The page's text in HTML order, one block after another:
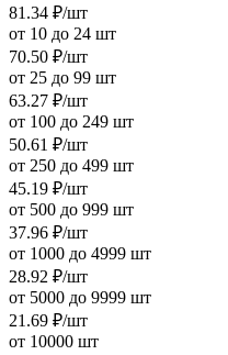
81.34 ₽/шт
от 10 до 24 шт
70.50 ₽/шт
от 25 до 99 шт
63.27 ₽/шт
от 100 до 249 шт
50.61 ₽/шт
от 250 до 499 шт
45.19 ₽/шт
от 500 до 999 шт
37.96 ₽/шт
от 1000 до 4999 шт
28.92 ₽/шт
от 5000 до 9999 шт
21.69 ₽/шт
от 10000 шт